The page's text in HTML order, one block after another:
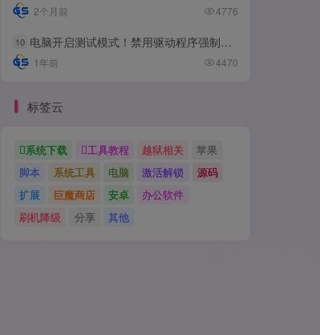
2个月前 4776
10 电脑开启测试模式！禁用驱动程序强制签名！（大概操作方法）
1年前 4470
标签云
系统下载 工具教程 越狱相关
苹果
脚本
系统工具 电脑 激活解锁
源码
扩展
巨魔商店 安卓
办公软件
刷机降级
分享 其他